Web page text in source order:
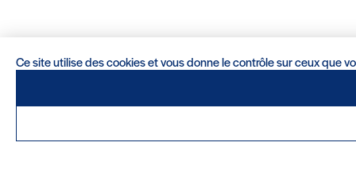
Ce site utilise des cookies et vous donne le contrôle sur ceux que